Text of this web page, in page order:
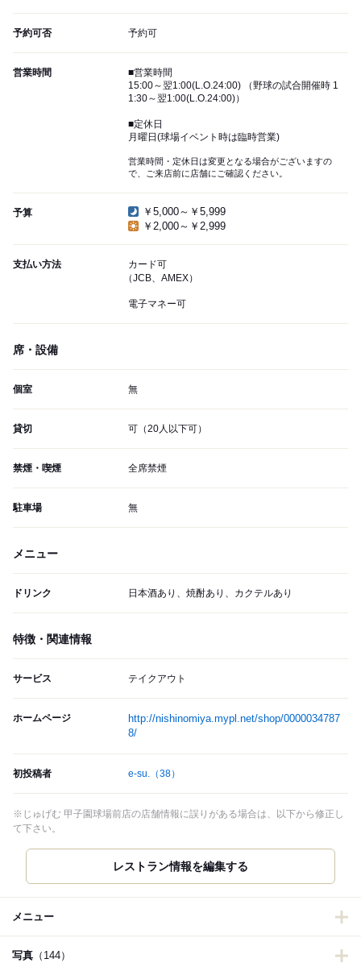
予約可否 予約可
営業時間
■営業時間
15:00～翌1:00(L.O.24:00) （野球の試合開催時 1
1:30～翌1:00(L.O.24:00)）
■定休日
月曜日(球場イベント時は臨時営業)
営業時間・定休日は変更となる場合がございますの
で、ご来店前に店舗にご確認ください。
予算
￥5,000～￥5,999
￥2,000～￥2,999
支払い方法
カード可
（JCB、AMEX）
電子マネー可
席・設備
個室 無
貸切 可（20人以下可）
禁煙・喫煙 全席禁煙
駐車場 無
メニュー
ドリンク 日本酒あり、焼酎あり、カクテルあり
特徴・関連情報
サービス テイクアウト
ホームページ
http://nishinomiya.mypl.net/shop/0000034787
8/
初投稿者 e-su. （38）
※じゅげむ 甲子園球場前店の店舗情報に誤りがある場合は、以下から修正し
て下さい。
レストラン情報を編集する
メニュー
写真 （144）